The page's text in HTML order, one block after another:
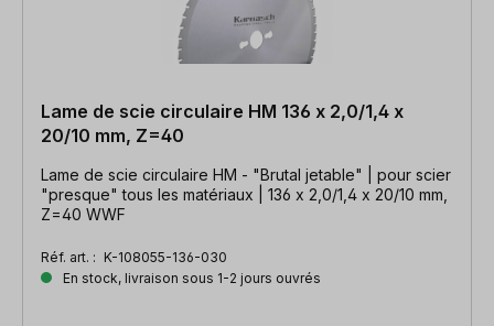
Lame de scie circulaire HM 136 x 2,0/1,4 x
20/10 mm, Z=40
Lame de scie circulaire HM - "Brutal jetable" | pour scier
"presque" tous les matériaux | 136 x 2,0/1,4 x 20/10 mm,
Z=40 WWF
Réf. art. : K-108055-136-030
En stock, livraison sous 1-2 jours ouvrés